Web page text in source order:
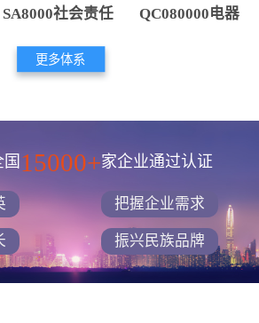
SA8000社会责任 QC080000电器
更多体系
15000+家企业通过认证
把握企业需求
振兴民族品牌